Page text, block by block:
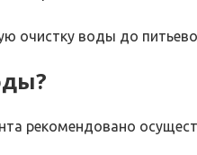
очистку воды до
рекомендовано